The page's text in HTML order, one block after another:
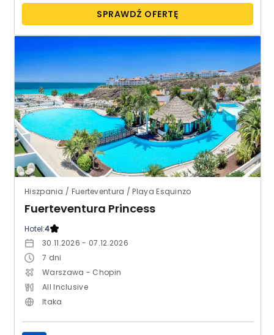
SPRAWDŹ OFERTĘ
Hiszpania / Fuerteventura / Playa Esquinzo
Fuerteventura Princess
Hotel:4
30.11.2026 - 07.12.2026
7 dni
Warszawa - Chopin
All Inclusive
Itaka